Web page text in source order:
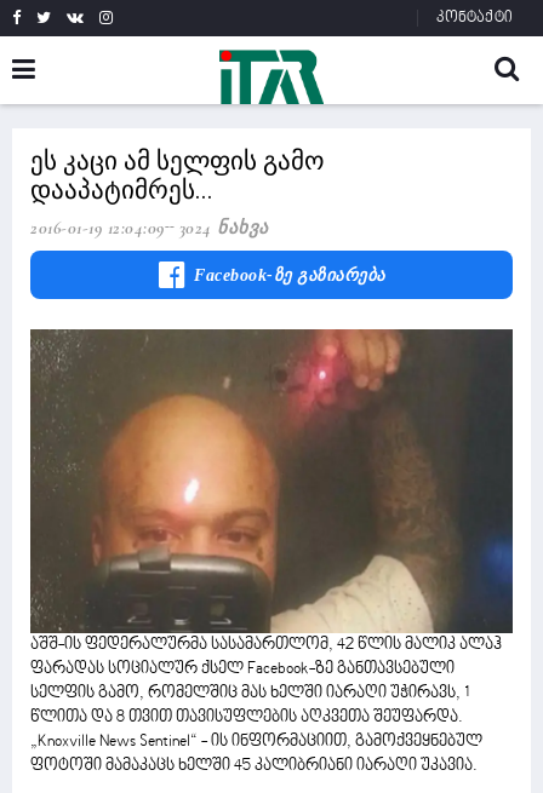
კონტაქტი
ეს კაცი ამ სელფის გამო
დააპატიმრეს...
2016-01-19 12:04:09 3024 Ნახვა
Facebook-Ზე Გაზიარება
აშშ-ის ფედერალურმა სასამართლომ, 42 წლის მალიკ ალაჰ
ფარადას სოციალურ ქსელ Facebook-ზე განთავსებული
სელფის გამო, რომელშიც მას ხელში იარაღი უჭირავს, 1
წლითა და 8 თვით თავისუფლების აღკვეთა შეუფარდა.
„Knoxville News Sentinel“ - ის ინფორმაციით, გამოქვეყნებულ
ფოტოში მამაკაცს ხელში 45 კალიბრიანი იარაღი უკავია.